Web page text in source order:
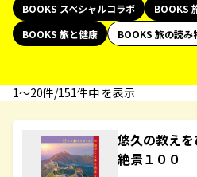
BOOKS スペシャルコラボ
BOOKS
BOOKS 旅と健康
BOOKS 旅の読み
1〜20件/151件中 を表示
悠久の教え
絶景１００